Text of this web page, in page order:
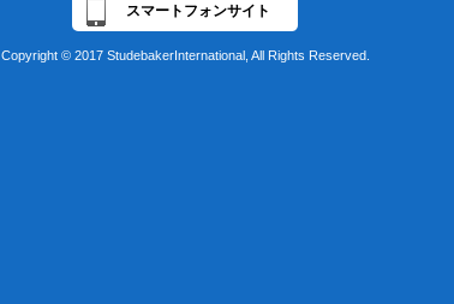
スマートフォンサイト
Copyright © 2017 StudebakerInternational, All Rights Reserved.